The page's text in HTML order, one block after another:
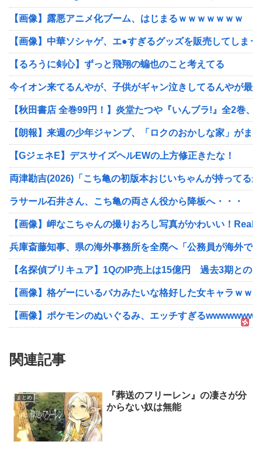
【画像】露悪アニメ化ブーム、はじまるｗｗｗｗｗｗｗ
【画像】中華ソシャゲ、エ●すぎるグッズを販売してしま
【るろうに剣心】ずっと飛翔の蝙也のこと考えてる
今イオン来てるんやが、子供がギャン泣きしてるんやが最
【秋田書店 全巻99円！】炎堂たつや『いんブラ!』全2巻
【朗報】来週の少年ジャンプ、「ロクのおかしな家」がま
【GジェネE】デスサイズヘルEWの上方修正きたな！
両津勘吉(2026)「こち亀の初版本おじいちゃんが持ってる
ラサール石井さん、こち亀の両さん役から降板へ・・・
【画像】岬なこちゃんの撮りおろし写真がかわいい！
兵庫斎藤知事、県の海外事務所を全廃へ「公務員が海外で
【名探偵プリキュア】1QのIP売上は15億円 過去3期との
【画像】格ゲーにいるバカみたいな格好した女キャラｗｗ
【画像】ポケモンのぬいぐるみ、エッチすぎる
関連記事
まとめ
『葬送のフリーレン』の凄さが分
からない奴は無能